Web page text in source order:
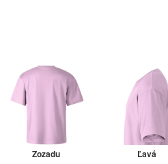
Zozadu Ľavá